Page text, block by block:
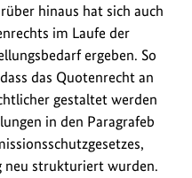
hinaus hat sich auch
im Laufe der
ergeben. So
das Quotenrecht an
gestaltet werden
in den Paragrafeb
neu strukturiert wurden.